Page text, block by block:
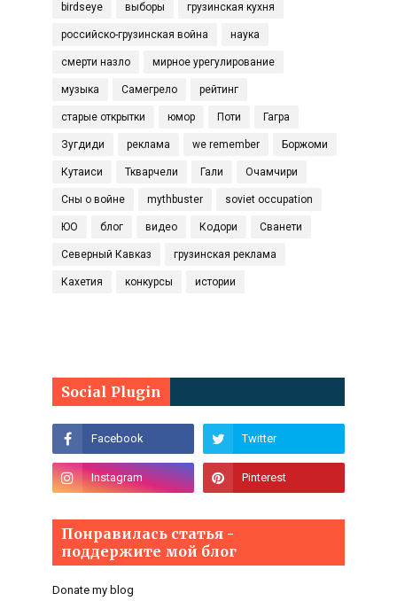
birdseye выборы грузинская кухня
российско-грузинская война наука
смерти назло мирное урегулирование
музыка Самегрело рейтинг
старые открытки юмор Поти Гагра
Зугдиди реклама we remember Боржоми
Кутаиси Ткварчели Гали Очамчири
Сны о войне mythbuster soviet occupation
ЮО блог видео Кодори Сванети
Северный Кавказ грузинская реклама
Кахетия конкурсы истории
Social Plugin
Понравилась статья -
поддержите мой блог
Donate my blog